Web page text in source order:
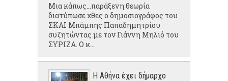
Μια κάπως...παράξενη θεωρία
διατύπωσε χθες ο δημοσιογράφος του
ΣΚΑΙ Μπάμπης Παπαδημητρίου
συζητώντας με τον Γιάννη Μηλιό του
ΣΥΡΙΖΑ. Ο κ...
Η Αθήνα έχει δήμαρχο